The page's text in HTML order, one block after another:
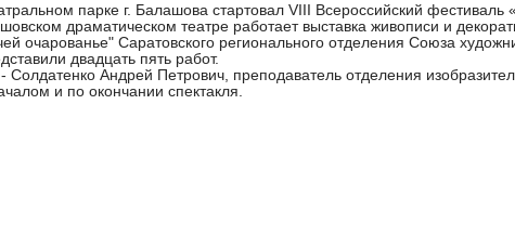
парке г. Балашова стартовал VIII Всероссийский фестиваль
драматическом театре работает выставка живописи и
очарованье" Саратовского регионального отделения Союза
двадцать пять работ.
Солдатенко Андрей Петрович, преподаватель отделения
и по окончании спектакля.